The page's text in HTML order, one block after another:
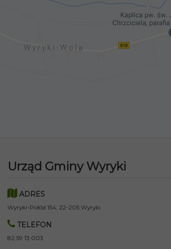
Urząd Gminy Wyryki
ADRES
Wyryki-Połód 154, 22-205 Wyryki
TELEFON
82 59 13 003